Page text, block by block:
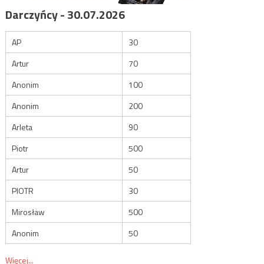
Darczyńcy - 30.07.2026
AP
30
Artur
70
Anonim
100
Anonim
200
Arleta
90
Piotr
500
Artur
50
PIOTR
30
Mirosław
500
Anonim
50
Więcej...